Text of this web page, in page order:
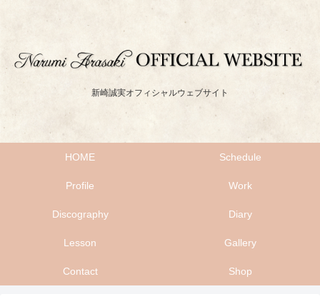
新崎誠実オフィシャルウェブサイト
HOME Schedule
Profile Work
Discography Diary
Lesson Gallery
Contact Shop